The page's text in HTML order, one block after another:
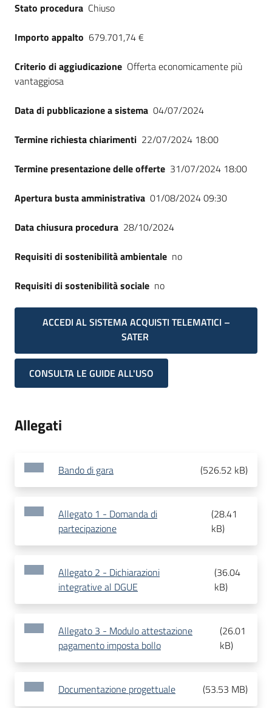
Stato procedura Chiuso
Importo appalto 679.701,74 €
Criterio di aggiudicazione Offerta economicamente più
vantaggiosa
Data di pubblicazione a sistema 04/07/2024
Termine richiesta chiarimenti 22/07/2024 18:00
Termine presentazione delle offerte 31/07/2024 18:00
Apertura busta amministrativa 01/08/2024 09:30
Data chiusura procedura 28/10/2024
Requisiti di sostenibilità ambientale no
Requisiti di sostenibilità sociale no
ACCEDI AL SISTEMA ACQUISTI TELEMATICI –
SATER
CONSULTA LE GUIDE ALL'USO
Allegati
Bando di gara (526.52 kB)
Allegato 1 - Domanda di
partecipazione
(28.41
kB)
Allegato 2 - Dichiarazioni
integrative al DGUE
(36.04
kB)
Allegato 3 - Modulo attestazione
pagamento imposta bollo
(26.01
kB)
Documentazione progettuale (53.53 MB)